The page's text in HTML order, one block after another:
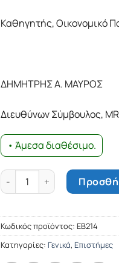
Καθηγητής, Οικονομικό
ΔΗΜΗΤΡΗΣ Α. ΜΑΥΡΟΣ
Διευθύνων Σύμβουλος,
• Άμεσα διαθέσιμο.
Έρευνα αγοράς ποσότητα
Κωδικός προϊόντος:ΕΒ214
Κατηγορίες: Γενικά, Επιστήμες